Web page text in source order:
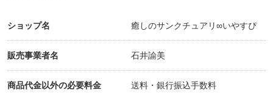
▶︎プライベートクラス
https://ticket.tsuku2.jp/events-detail/5432246000080
6?t=3&amp;Ino=000020401300
ショップ名 癒しのサンクチュアリ∞いやすぴ
販売事業者名 石井諭美
商品代金以外の必要料金 送料・銀行振込手数料